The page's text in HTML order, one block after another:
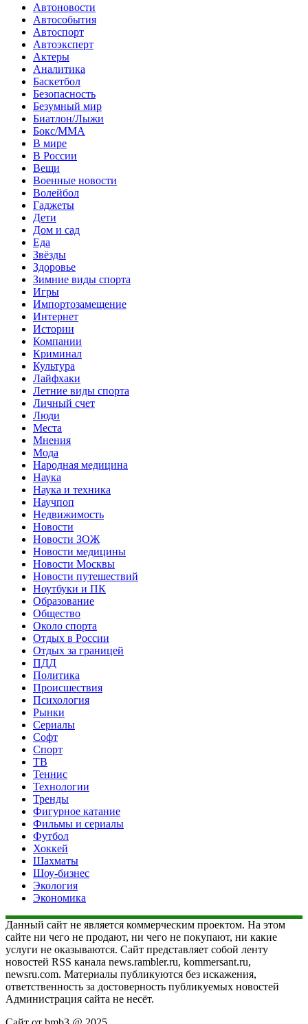
Автоновости
Автособытия
Автоспорт
Автоэксперт
Актеры
Аналитика
Баскетбол
Безопасность
Безумный мир
Биатлон/Лыжи
Бокс/MMA
В мире
В России
Вещи
Военные новости
Волейбол
Гаджеты
Дети
Дом и сад
Еда
Звёзды
Здоровье
Зимние виды спорта
Игры
Импортозамещение
Интернет
Истории
Компании
Криминал
Культура
Лайфхаки
Летние виды спорта
Личный счет
Люди
Места
Мнения
Мода
Народная медицина
Наука
Наука и техника
Научпоп
Недвижимость
Новости
Новости ЗОЖ
Новости медицины
Новости Москвы
Новости путешествий
Ноутбуки и ПК
Образование
Общество
Около спорта
Отдых в России
Отдых за границей
ПДД
Политика
Происшествия
Психология
Рынки
Сериалы
Софт
Спорт
ТВ
Теннис
Технологии
Тренды
Фигурное катание
Фильмы и сериалы
Футбол
Хоккей
Шахматы
Шоу-бизнес
Экология
Экономика
Данный сайт не является коммерческим проектом. На этом
сайте ни чего не продают, ни чего не покупают, ни какие
услуги не оказываются. Сайт представляет собой ленту
новостей RSS канала news.rambler.ru, kommersant.ru,
newsru.com. Материалы публикуются без искажения,
ответственность за достоверность публикуемых новостей
Администрация сайта не несёт.